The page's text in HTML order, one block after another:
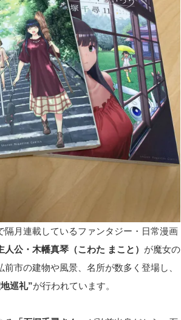
隔月連載しているファンタジー・日常漫画
人公・木幡真琴（こわた まこと） が魔女の
市の建物や風景、名所が数多く登場し、
巡礼”が行われています。